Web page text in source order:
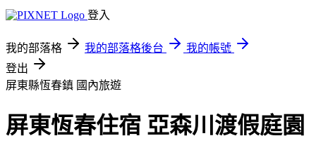
登入
我的部落格 我的部落格後台
我的帳號
登出
屏東縣恆春鎮 國內旅遊
屏東恆春住宿 亞森川渡假庭園